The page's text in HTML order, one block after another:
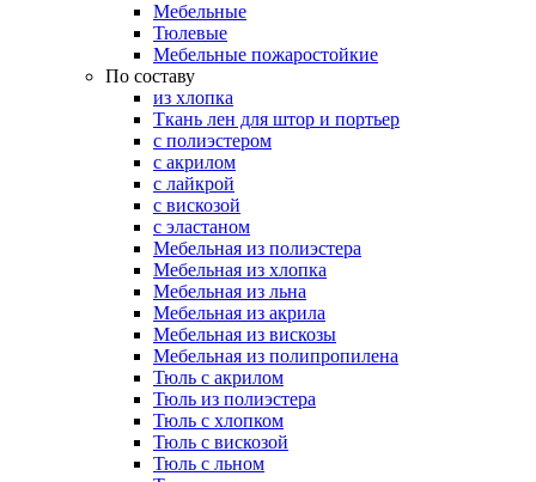
Мебельные
Тюлевые
Мебельные пожаростойкие
По составу
из хлопка
Ткань лен для штор и портьер
с полиэстером
с акрилом
с лайкрой
с вискозой
с эластаном
Мебельная из полиэстера
Мебельная из хлопка
Мебельная из льна
Мебельная из акрила
Мебельная из вискозы
Мебельная из полипропилена
Тюль с акрилом
Тюль из полиэстера
Тюль с хлопком
Тюль с вискозой
Тюль с льном